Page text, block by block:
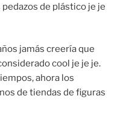
de plástico je je
jamás creería que
cool je je je.
ahora los
de tiendas de figuras